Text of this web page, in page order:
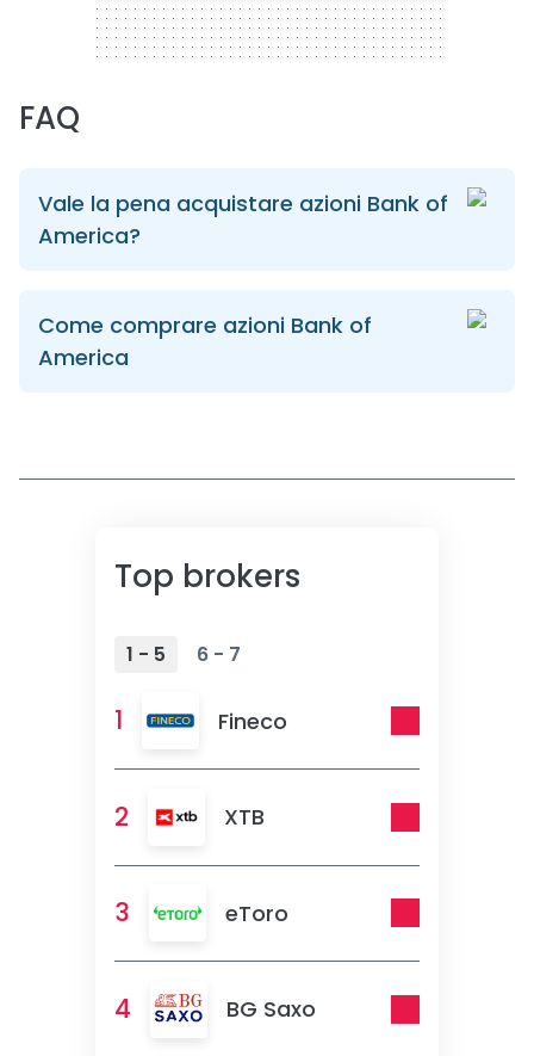
FAQ
Vale la pena acquistare azioni Bank of
America?
Come comprare azioni Bank of
America
Top brokers
1 - 5 6 - 7
1 Fineco
2 XTB
3 eToro
4 BG Saxo